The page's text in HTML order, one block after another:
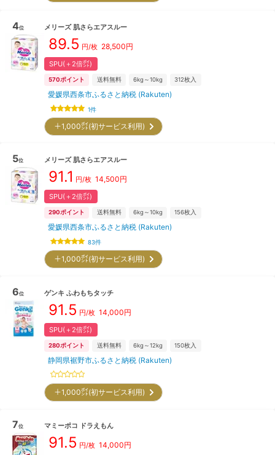
4位 メリーズ 肌さらエアスルー
89.5 円/枚 28,500円
SPU(＋2倍㌽)
570ポイント 送料無料 6kg～10kg 312枚入
愛媛県西条市ふるさと納税 (Rakuten)
1件
＋1,000㌽(初サービス利用)
5位 メリーズ 肌さらエアスルー
91.1 円/枚 14,500円
SPU(＋2倍㌽)
290ポイント 送料無料 6kg～10kg 156枚入
愛媛県西条市ふるさと納税 (Rakuten)
83件
＋1,000㌽(初サービス利用)
6位 ゲンキ ふわもちタッチ
91.5 円/枚 14,000円
SPU(＋2倍㌽)
280ポイント 送料無料 6kg～12kg 150枚入
静岡県裾野市ふるさと納税 (Rakuten)
＋1,000㌽(初サービス利用)
7位 マミーポコ ドラえもん
91.5 円/枚 14,000円